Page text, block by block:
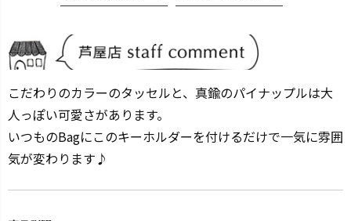
こだわりのカラーのタッセルと、真鍮のパイナップルは大
人っぽい可愛さがあります。
いつものBagにこのキーホルダーを付けるだけで一気に雰囲
気が変わります♪